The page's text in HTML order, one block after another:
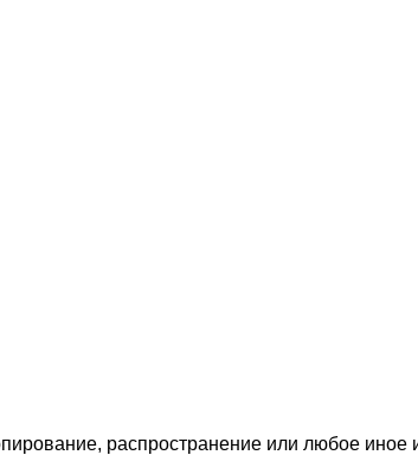
распространение или любое